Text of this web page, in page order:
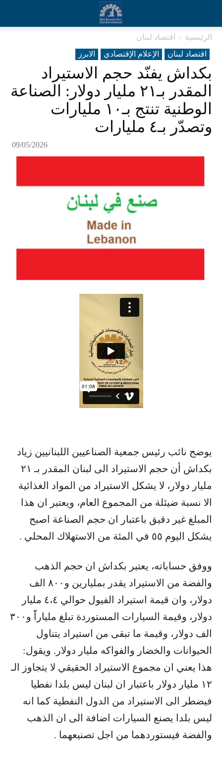
الرئيسية
اقتصاد لبنان
اقتصاد لبنان
الإعلام الإقتصادي الابرز
بكداش يفنّد حجم الاستيراد
المقدر بـ٢١ مليار دولار: الصناعة
الوطنية تنتج بـ١٠ مليارات
وتصدّر بـ٤ مليارات
09/05/2026
يوضح نائب رئيس جمعية الصناعيين اللبنانيين زياد
بكداش أن حجم الاستيراد الى لبنان المقدر بـ ٢١
مليار دولار، لا يشكل الاستيراد من المواد الغذائية
الا نسبة ضيئلة من المجموع العام، ويعتبر ان هذا
المبلغ غير دقيق باعتبار ان حجم الصناعة اصبح
يشكل اليوم ٥٥ في المئة من الاستهلاك المحلي .
ووفق حساباته، يعتبر بكداش ان حجم الذهب
والفضة من الاستيراد يقدر بمليارين و٨٠٠ الف
دولار، وان قيمة استيراد الفيول حوالي ٤،٤ مليار
دولار، وقيمة السيارات المستوردة تبلغ ملياراًً و٣٠٠
الف دولار، وقيمة ما تبقى من استيراد يتناول
الحيوانات والخضار والفواكه مليار دولار. ويقول:
هذا يعني ان مجموع الاستيراد الحقيقي لا يتجاوز الـ
١٢ مليار دولار باعتبار ان لبنان ليس بلدا نفطيا
فيضطر الى الاستيراد من الدول النفطية كما انه
ليس بلدا يصنع السيارات اضافة الى ان الذهب
والفضة فيستوردهما من اجل تصنيعهما .